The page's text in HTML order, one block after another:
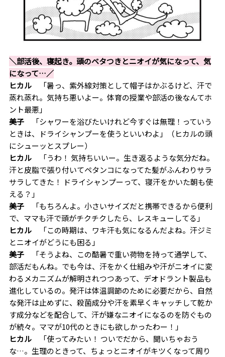
＼部活後、寝起き。頭のベタつきとニオイが気になって、気
になって…／
ヒカル「暑っ、紫外線対策として帽子はかぶるけど、汗で
蒸れ蒸れ。気持ち悪いよー。体育の授業や部活の後なんてホ
ント最悪」
美子「シャワーを浴びたいけれど今すぐは無理！っていう
ときは、ドライシャンプーを使うといいわよ」（ヒカルの頭
にシューッとスプレー）
ヒカル「うわ！ 気持ちいいー。生き返るような気分だね。
汗と皮脂で張り付いてペタンコになってた髪がふんわりサラ
サラしてきた！ ドライシャンプーって、寝汗をかいた朝も使
える？」
美子「もちろんよ。小さいサイズだと携帯できるから便利
で、ママも汗で頭がチクチクしたら、レスキューしてる」
ヒカル「この時期は、ワキ汗も気になるんだよね。汗ジミ
とニオイがどうにも困る」
美子「そうよね、この酷暑で重い荷物を持って通学して、
部活だもんね。でも今は、汗をかく仕組みや汗がニオイに変
わるメカニズムが解明されつつあって、デオドラント製品も
進化しているの。発汗は体温調節のために必要だから、自然
な発汗は止めずに、殺菌成分や汗を素早くキャッチして乾か
す成分などを配合して、汗が嫌なニオイになるのを防ぐもの
が続々。ママが10代のときにも欲しかったわー！」
ヒカル「使ってみたい！ ついでだから、聞いちゃおう
な…。生理のときって、ちょっとニオイがキツくなって周り